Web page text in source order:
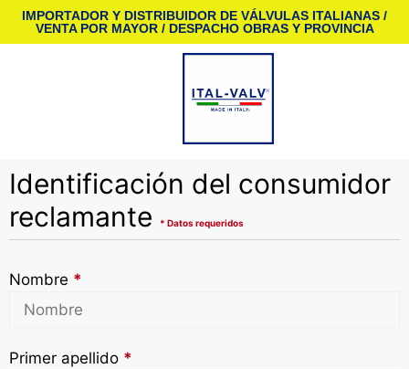
IMPORTADOR Y DISTRIBUIDOR DE VÁLVULAS ITALIANAS /
VENTA POR MAYOR / DESPACHO OBRAS Y PROVINCIA
Identificación del consumidor
reclamante
* Datos requeridos
Nombre *
Primer apellido *